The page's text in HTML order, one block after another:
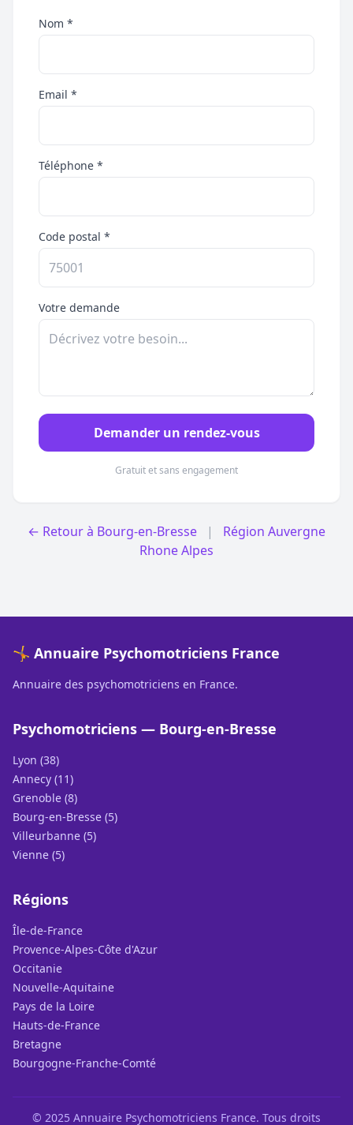
Nom *
Email *
Téléphone *
Code postal *
Votre demande
Demander un rendez-vous
Gratuit et sans engagement
← Retour à Bourg-en-Bresse |
Région Auvergne
Rhone Alpes
🤸 Annuaire Psychomotriciens France
Annuaire des psychomotriciens en France.
Psychomotriciens — Bourg-en-Bresse
Lyon (38)
Annecy (11)
Grenoble (8)
Bourg-en-Bresse (5)
Villeurbanne (5)
Vienne (5)
Régions
Île-de-France
Provence-Alpes-Côte d'Azur
Occitanie
Nouvelle-Aquitaine
Pays de la Loire
Hauts-de-France
Bretagne
Bourgogne-Franche-Comté
© 2025 Annuaire Psychomotriciens France. Tous droits